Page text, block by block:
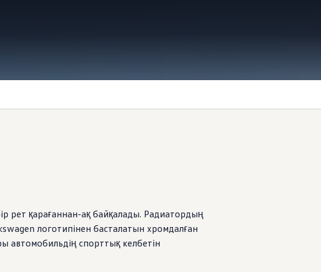
рет қарағаннан-ақ байқалады. Радиатордың
логотипінен басталатын хромдалған
автомобильдің спорттық келбетін